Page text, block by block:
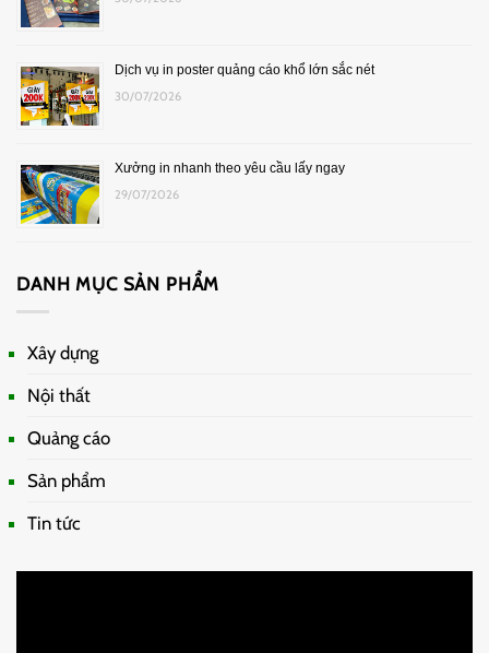
Dịch vụ in poster quảng cáo khổ lớn sắc nét
30/07/2026
Xưởng in nhanh theo yêu cầu lấy ngay
29/07/2026
DANH MỤC SẢN PHẨM
Xây dựng
Nội thất
Quảng cáo
Sản phẩm
Tin tức